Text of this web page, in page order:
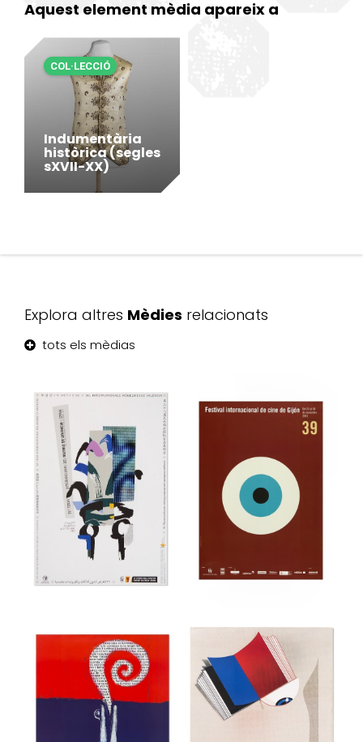
Aquest element mèdia apareix a
Indumentària
històrica (segles
sXVII-XX)
COL·LECCIÓ
Explora altres Mèdies relacionats
tots els mèdias